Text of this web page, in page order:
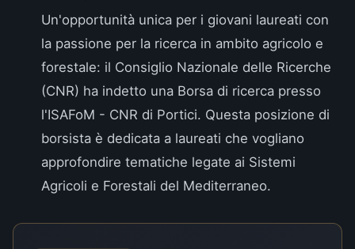
Un'opportunità unica per i giovani laureati con
la passione per la ricerca in ambito agricolo e
forestale: il Consiglio Nazionale delle Ricerche
(CNR) ha indetto una Borsa di ricerca presso
l'ISAFoM - CNR di Portici. Questa posizione di
borsista è dedicata a laureati che vogliano
approfondire tematiche legate ai Sistemi
Agricoli e Forestali del Mediterraneo.